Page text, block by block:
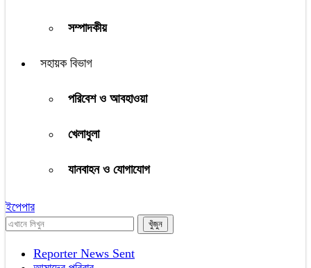
সম্পাদকীয়
সহায়ক বিভাগ
পরিবেশ ও আবহাওয়া
খেলাধুলা
যানবাহন ও যোগাযোগ
ইপেপার
Reporter News Sent